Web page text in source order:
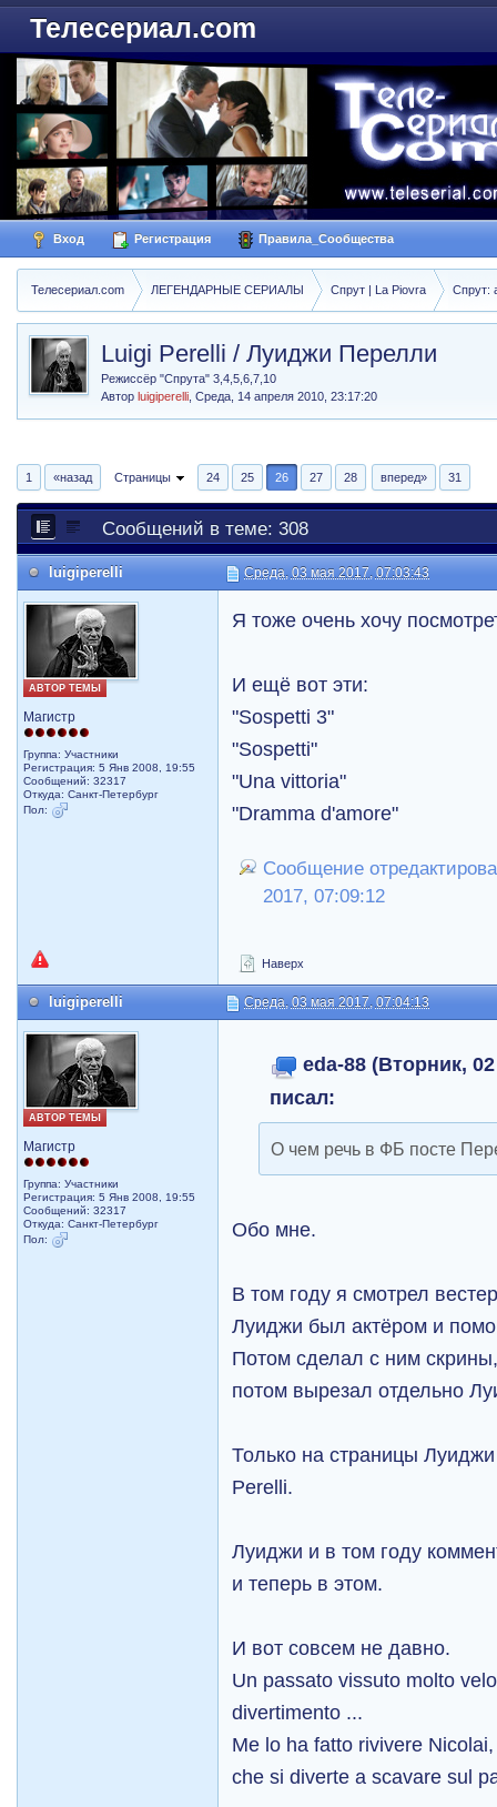
Телесериал.com
Вход Регистрация Правила_Сообщества
Телесериал.com ЛЕГЕНДАРНЫЕ СЕРИАЛЫ Спрут | La Piovra Спрут:
Luigi Perelli / Луиджи Перелли
Режиссёр "Спрута" 3,4,5,6,7,10
Авторluigiperelli ,Среда, 14 апреля 2010, 23:17:20
1 «назад Страницы 24 25 26 27 28 вперед» 31
Сообщений в теме: 308
luigiperelli Среда, 03 мая 2017, 07:03:43
АВТОР ТЕМЫ
Магистр
Группа: Участники
Регистрация: 5 Янв 2008, 19:55
Сообщений: 32317
Откуда: Санкт-Петербург
Пол:
Я тоже очень хочу
И ещё вот эти:
"Sospetti 3"
"Sospetti"
"Una vittoria"
"Dramma d'amore"
Сообщение
2017, 07:09:12
Наверх
luigiperelli Среда, 03 мая 2017, 07:04:13
АВТОР ТЕМЫ
Магистр
Группа: Участники
Регистрация: 5 Янв 2008, 19:55
Сообщений: 32317
Откуда: Санкт-Петербург
Пол:
eda-88 (Вторник,
писал:
О чем речь в ФБ посте
Обо мне.
В том году я смотрел
Луиджи был актёром и
Потом сделал с ним
потом вырезал отдельно
Только на страницы
Perelli.
Луиджи и в том году
и теперь в этом.
И вот совсем не давно.
Un passato vissuto molto
divertimento ...
Me lo ha fatto rivivere
che si diverte a scavare sul